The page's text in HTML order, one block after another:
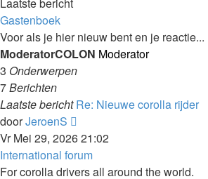
Gastenboek
Voor als je hier nieuw bent en je reactie...
ModeratorCOLON Moderator
3 Onderwerpen
7Berichten
Laatste bericht Re: Nieuwe corolla rijder
doorJeroenS
bericht
bekijken
Vr Mei 29, 2026 21:02
International forum
For corolla drivers all around the world.